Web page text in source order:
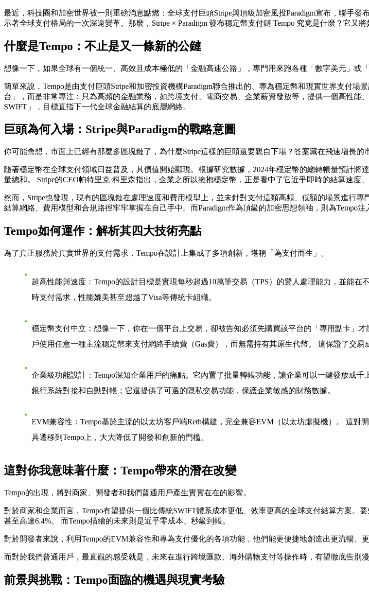
最近，科技圈和加密世界被一則重磅消息點燃：全球支付巨頭Stripe與頂級加密風投Paradigm宣布，聯手
示著全球支付格局的一次深遠變革。那麼， Stripe × Paradigm 發布穩定幣支付鏈 Tempo 究竟是什麼？它又將
什麼是Tempo：不止是又一條新的公鏈
想像一下，如果全球有一個統一、高效且成本極低的「金融高速公路」，專門用來跑各種「數字美元」或
簡單來說，Tempo是由支付巨頭Stripe和加密投資機構Paradigm聯合推出的、專為穩定幣和現實世界支付
台」，而是非常專注：只為高頻的金融業務，如跨境支付、電商交易、企業薪資發放等，提供一個高性能
SWIFT」，目標直指下一代全球金融結算的底層網絡。
巨頭為何入場：Stripe與Paradigm的戰略意圖
你可能會想，市面上已經有那麼多區塊鏈了，為什麼Stripe這樣的巨頭還要親自下場？答案藏在飛速增長的
隨著穩定幣在全球支付領域日益普及，其價值開始顯現。根據研究數據，2024年穩定幣的總轉帳量預計將
量總和。 Stripe的CEO帕特里克·科里森指出，企業之所以擁抱穩定幣，正是看中了它近乎即時的結算速度
然而，Stripe也發現，現有的區塊鏈在處理速度和費用模型上，並未針對支付這類高頻、低額的場景進行
結算網絡、費用模型和合規路徑牢牢掌握在自己手中。而Paradigm作為頂級的加密思想領袖，則為Tempo
Tempo如何運作：解析其四大技術亮點
為了真正服務於真實世界的支付需求，Tempo在設計上集成了多項創新，堪稱「為支付而生」。
超高性能與速度 ：Tempo的設計目標是實現每秒超過10萬筆交易（TPS）的驚人處理能力，並能
時支付需求，性能媲美甚至超越了Visa等傳統卡組織。
穩定幣支付中立 ：想像一下，你在一個平台上交易，卻被告知必須先購買該平台的「專用點卡」
戶使用任意一種主流穩定幣來支付網絡手續費（Gas費），而無需持有其原生代幣。 這保證了交易
企業級功能設計 ：Tempo深知企業用戶的痛點。它內置了批量轉帳功能，讓企業可以一鍵發放成
銀行系統對接和自動對帳；它還提供了可選的隱私交易功能，保護企業敏感的財務數據。
EVM兼容性 ：Tempo基於主流的以太坊客戶端Reth構建，完全兼容EVM（以太坊虛擬機）。 這
具遷移到Tempo上，大大降低了開發和創新的門檻。
這對你我意味著什麼：Tempo帶來的潛在改變
Tempo的出現，將對商家、開發者和我們普通用戶產生實實在在的影響。
對於商家和企業而言，Tempo有望提供一個比傳統SWIFT體系成本更低、效率更高的全球支付結算方案。
甚至高達6.4%。 而Tempo描繪的未來則是近乎零成本、秒級到帳。
對於開發者來說，利用Tempo的EVM兼容性和專為支付優化的各項功能，他們能更便捷地創造出更流暢、
而對於我們普通用戶，最直觀的感受就是，未來在進行跨境匯款、海外購物支付等操作時，有望徹底告別
前景與挑戰：Tempo面臨的機遇與現實考驗